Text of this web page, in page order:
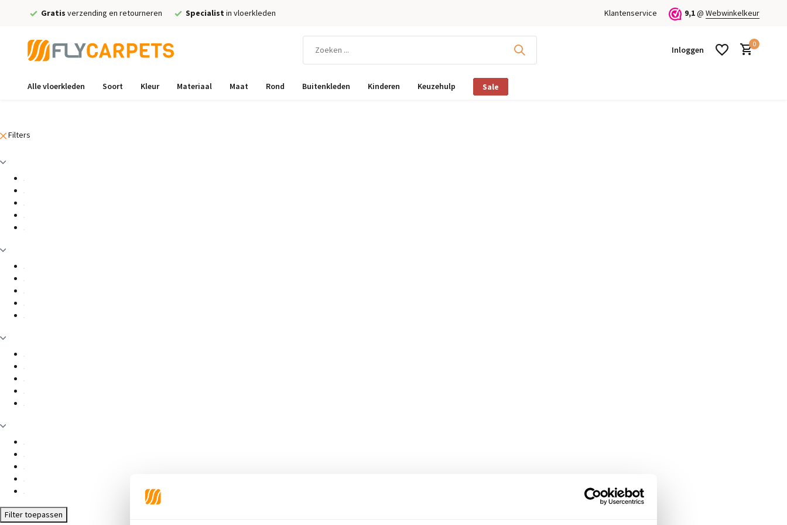
Gratis verzending en retourneren Specialist in vloerkleden Klantenservice 9,1@ Webwinkelkeur
Inloggen
0
Alle vloerkleden Soort Kleur Materiaal Maat Rond Buitenkleden Kinderen Keuzehulp Sale
Filters
Filter toepassen